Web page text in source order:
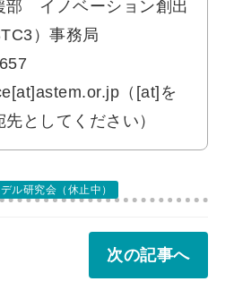
部 イノベーション創出
）事務局
（[at]を
としてください）
ル研究会（休止中）
次の記事へ